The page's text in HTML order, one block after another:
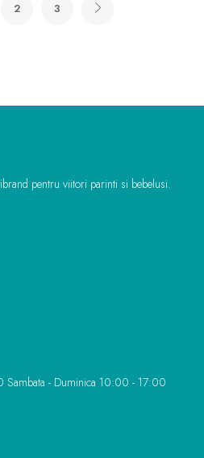
2 3
pentru viitori parinti si bebelusi.
- Duminica 10:00 - 17:00